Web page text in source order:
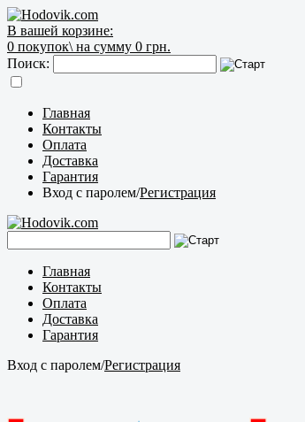
В вашей корзине:
0 покупок\ на сумму 0 грн.
Поиск:
Главная
Контакты
Оплата
Доставка
Гарантия
Вход с паролем/Регистрация
Главная
Контакты
Оплата
Доставка
Гарантия
Вход с паролем/Регистрация